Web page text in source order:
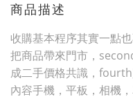
商品描述
收購基本程序其實一點
把商品帶來門市，
成二手價格共識，
內容手機，平板，相機